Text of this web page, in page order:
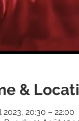
&
2023, 20:30 – 22:00